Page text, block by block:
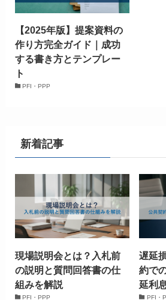
【2025年版】提案資料の
作り方完全ガイド｜成功
する書き方とテンプレー
ト
PFI・PPP
新着記事
現場説明会とは？入札前
の説明と質問回答書の仕
組みを解説
PFI・PPP
遅延
約で
延利
PFI・